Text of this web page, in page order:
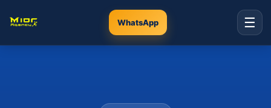
WhatsApp ☰